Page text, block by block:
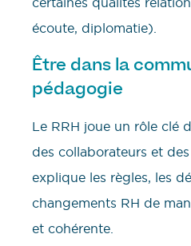
écoute, diplomatie).
Être dans la
pédagogie
Le RRH joue un rôle clé
des collaborateurs et
explique les règles, les
changements RH de
et cohérente.